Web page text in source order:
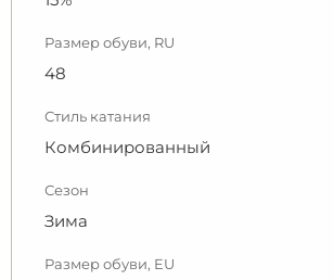
Размер обуви, RU
48
Стиль катания
Комбинированный
Сезон
Зима
Размер обуви, EU